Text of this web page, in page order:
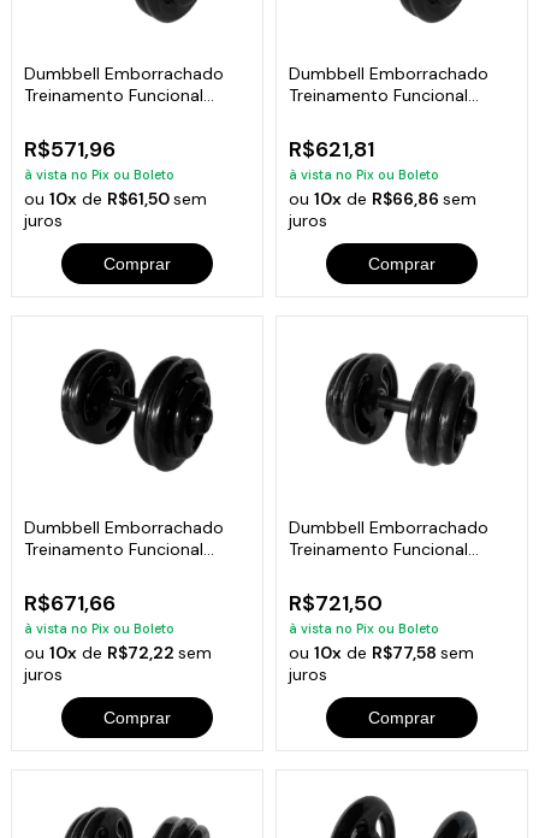
Dumbbell Emborrachado
Treinamento Funcional
R$571,96
à vista no Pix ou Boleto
ou10x de R$61,50sem
juros
Comprar
Dumbbell Emborrachado
Treinamento Funcional
R$621,81
à vista no Pix ou Boleto
ou 10xde R$66,86 sem
juros
Comprar
Dumbbell Emborrachado
Treinamento Funcional
R$671,66
à vista no Pix ou Boleto
ou10x de R$72,22sem
juros
Comprar
Dumbbell Emborrachado
Treinamento Funcional
R$721,50
à vista no Pix ou Boleto
ou 10xde R$77,58 sem
juros
Comprar